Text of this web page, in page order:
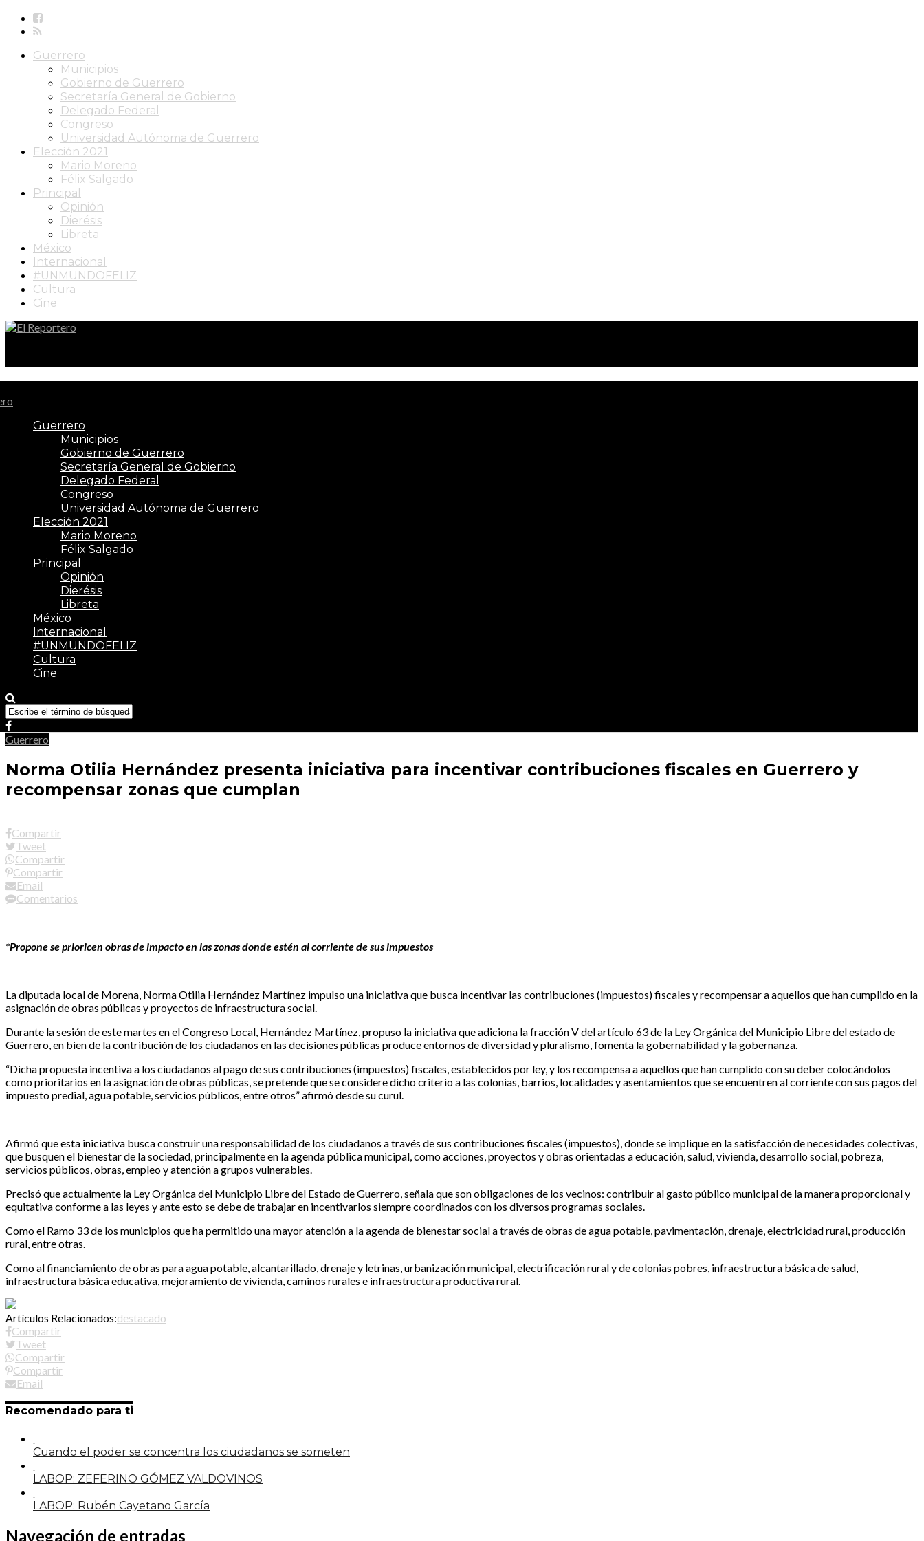
Guerrero
Municipios
Gobierno de Guerrero
Secretaría General de Gobierno
Delegado Federal
Congreso
Universidad Autónoma de Guerrero
Elección 2021
Mario Moreno
Félix Salgado
Principal
Opinión
Dierésis
Libreta
México
Internacional
#UNMUNDOFELIZ
Cultura
Cine
Guerrero
Municipios
Gobierno de Guerrero
Secretaría General de Gobierno
Delegado Federal
Congreso
Universidad Autónoma de Guerrero
Elección 2021
Mario Moreno
Félix Salgado
Principal
Opinión
Dierésis
Libreta
México
Internacional
#UNMUNDOFELIZ
Cultura
Cine
Guerrero
Norma Otilia Hernández presenta iniciativa para incentivar contribuciones fiscales en Guerrero y
recompensar zonas que cumplan
Compartir
Tweet
Compartir
Compartir
Email
Comentarios
*Propone se prioricen obras de impacto en las zonas donde estén al corriente de sus impuestos
La diputada local de Morena, Norma Otilia Hernández Martínez impulso una iniciativa que busca incentivar las contribuciones (impuestos) fiscales y recompensar a aquellos que han cumplido en la
asignación de obras públicas y proyectos de infraestructura social.
Durante la sesión de este martes en el Congreso Local, Hernández Martínez, propuso la iniciativa que adiciona la fracción V del artículo 63 de la Ley Orgánica del Municipio Libre del estado de
Guerrero, en bien de la contribución de los ciudadanos en las decisiones públicas produce entornos de diversidad y pluralismo, fomenta la gobernabilidad y la gobernanza.
“Dicha propuesta incentiva a los ciudadanos al pago de sus contribuciones (impuestos) fiscales, establecidos por ley, y los recompensa a aquellos que han cumplido con su deber colocándolos
como prioritarios en la asignación de obras públicas, se pretende que se considere dicho criterio a las colonias, barrios, localidades y asentamientos que se encuentren al corriente con sus pagos del
impuesto predial, agua potable, servicios públicos, entre otros” afirmó desde su curul.
Afirmó que esta iniciativa busca construir una responsabilidad de los ciudadanos a través de sus contribuciones fiscales (impuestos), donde se implique en la satisfacción de necesidades colectivas,
que busquen el bienestar de la sociedad, principalmente en la agenda pública municipal, como acciones, proyectos y obras orientadas a educación, salud, vivienda, desarrollo social, pobreza,
servicios públicos, obras, empleo y atención a grupos vulnerables.
Precisó que actualmente la Ley Orgánica del Municipio Libre del Estado de Guerrero, señala que son obligaciones de los vecinos: contribuir al gasto público municipal de la manera proporcional y
equitativa conforme a las leyes y ante esto se debe de trabajar en incentivarlos siempre coordinados con los diversos programas sociales.
Como el Ramo 33 de los municipios que ha permitido una mayor atención a la agenda de bienestar social a través de obras de agua potable, pavimentación, drenaje, electricidad rural, producción
rural, entre otras.
Como al financiamiento de obras para agua potable, alcantarillado, drenaje y letrinas, urbanización municipal, electrificación rural y de colonias pobres, infraestructura básica de salud,
infraestructura básica educativa, mejoramiento de vivienda, caminos rurales e infraestructura productiva rural.
Artículos Relacionados:destacado
Compartir
Tweet
Compartir
Compartir
Email
Recomendado para ti
Cuando el poder se concentra los ciudadanos se someten
LABOP: ZEFERINO GÓMEZ VALDOVINOS
LABOP: Rubén Cayetano García
Navegación de entradas